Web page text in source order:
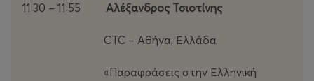
11:30 – 11:55 Αλέξανδρος Τσιοτίνης
CTC – Αθήνα, Ελλάδα
«Παραφράσεις στην Ελληνική